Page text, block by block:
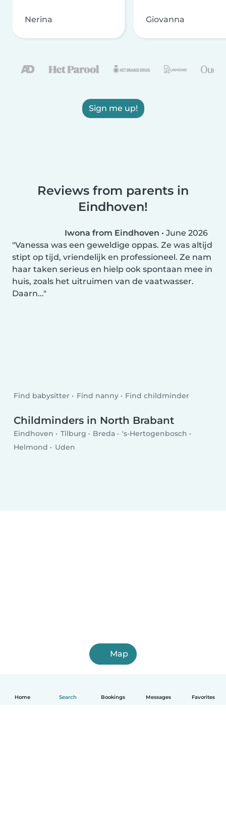
Home Search Bookings Messages Favorites
Nerina Giovanna
Sign me up!
Reviews from parents in
Eindhoven!
Iwona from Eindhoven • June 2026
Vanessa was een geweldige oppas. Ze was altijd
stipt op tijd, vriendelijk en professioneel. Ze nam
haar taken serieus en hielp ook spontaan mee in
huis, zoals het uitruimen van de vaatwasser.
Daarn...
Find babysitter Find nanny Find childminder
Childminders in North Brabant
Eindhoven Tilburg Breda
's-Hertogenbosch
Helmond
Uden
Map